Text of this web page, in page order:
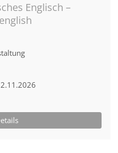
Englisch –